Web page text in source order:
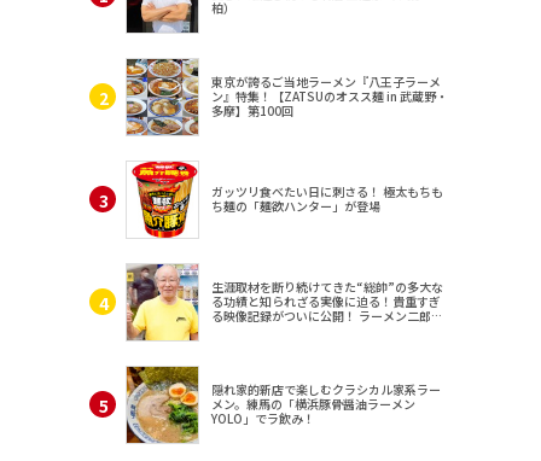
柏）
東京が誇るご当地ラーメン『八王子ラーメ
ン』特集！【ZATSUのオスス麺 in 武蔵野・
多摩】第100回
ガッツリ食べたい日に刺さる！ 極太もちも
ち麺の「麺欲ハンター」が登場
生涯取材を断り続けてきた“総帥”の多大な
る功績と知られざる実像に迫る！貴重すぎ
る映像記録がついに公開！ ラーメン二郎
隠れ家的新店で楽しむクラシカル家系ラー
メン。練馬の「横浜豚骨醤油ラーメン
YOLO」でラ飲み！